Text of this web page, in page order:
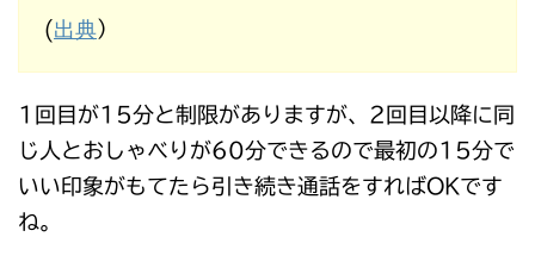
(出典）
1回目が15分と制限がありますが、2回目以降に同
じ人とおしゃべりが60分できるので最初の15分で
いい印象がもてたら引き続き通話をすればOKです
ね。